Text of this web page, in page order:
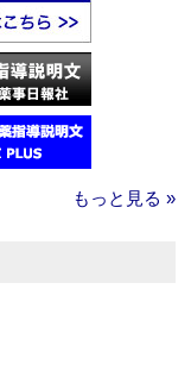
もっと見る »